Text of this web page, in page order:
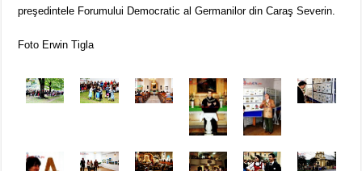
preşedintele Forumului Democratic al Germanilor din Caraş Severin.
Foto Erwin Tigla